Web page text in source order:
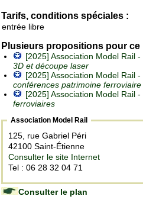
Tarifs, conditions spéciales :
entrée libre
Plusieurs propositions pour ce
[2025] Association Model Rail -
3D et découpe laser
[2025] Association Model Rail -
conférences patrimoine ferroviaire
[2025] Association Model Rail -
ferroviaires
Association Model Rail
125, rue Gabriel Péri
42100 Saint-Étienne
Consulter le site Internet
Tel : 06 28 32 04 71
Consulter le plan